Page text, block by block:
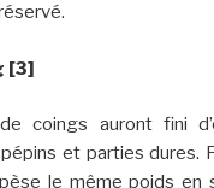
[3]
coings auront fini
et parties dures.
le même poids en